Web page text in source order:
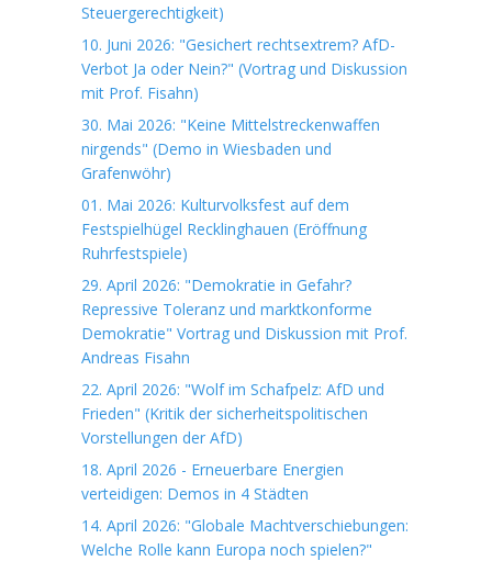
Steuergerechtigkeit)
10. Juni 2026: "Gesichert rechtsextrem? AfD-
Verbot Ja oder Nein?" (Vortrag und Diskussion
mit Prof. Fisahn)
30. Mai 2026: "Keine Mittelstreckenwaffen
nirgends" (Demo in Wiesbaden und
Grafenwöhr)
01. Mai 2026: Kulturvolksfest auf dem
Festspielhügel Recklinghauen (Eröffnung
Ruhrfestspiele)
29. April 2026: "Demokratie in Gefahr?
Repressive Toleranz und marktkonforme
Demokratie" Vortrag und Diskussion mit Prof.
Andreas Fisahn
22. April 2026: "Wolf im Schafpelz: AfD und
Frieden" (Kritik der sicherheitspolitischen
Vorstellungen der AfD)
18. April 2026 - Erneuerbare Energien
verteidigen: Demos in 4 Städten
14. April 2026: "Globale Machtverschiebungen:
Welche Rolle kann Europa noch spielen?"